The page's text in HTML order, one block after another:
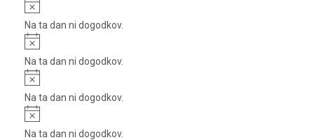
Notice
Na ta dan ni dogodkov.
Notice
Na ta dan ni dogodkov.
Notice
Na ta dan ni dogodkov.
Notice
Na ta dan ni dogodkov.